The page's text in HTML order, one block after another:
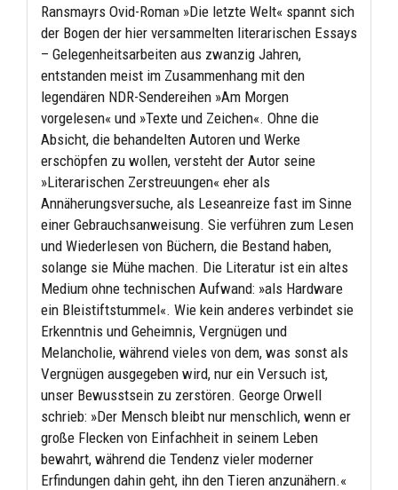
Ransmayrs Ovid-Roman »Die letzte Welt« spannt sich
der Bogen der hier versammelten literarischen Essays
– Gelegenheitsarbeiten aus zwanzig Jahren,
entstanden meist im Zusammenhang mit den
legendären NDR-Sendereihen »Am Morgen
vorgelesen« und »Texte und Zeichen«. Ohne die
Absicht, die behandelten Autoren und Werke
erschöpfen zu wollen, versteht der Autor seine
»Literarischen Zerstreuungen« eher als
Annäherungsversuche, als Leseanreize fast im Sinne
einer Gebrauchsanweisung. Sie verführen zum Lesen
und Wiederlesen von Büchern, die Bestand haben,
solange sie Mühe machen. Die Literatur ist ein altes
Medium ohne technischen Aufwand: »als Hardware
ein Bleistiftstummel«. Wie kein anderes verbindet sie
Erkenntnis und Geheimnis, Vergnügen und
Melancholie, während vieles von dem, was sonst als
Vergnügen ausgegeben wird, nur ein Versuch ist,
unser Bewusstsein zu zerstören. George Orwell
schrieb: »Der Mensch bleibt nur menschlich, wenn er
große Flecken von Einfachheit in seinem Leben
bewahrt, während die Tendenz vieler moderner
Erfindungen dahin geht, ihn den Tieren anzunähern.«